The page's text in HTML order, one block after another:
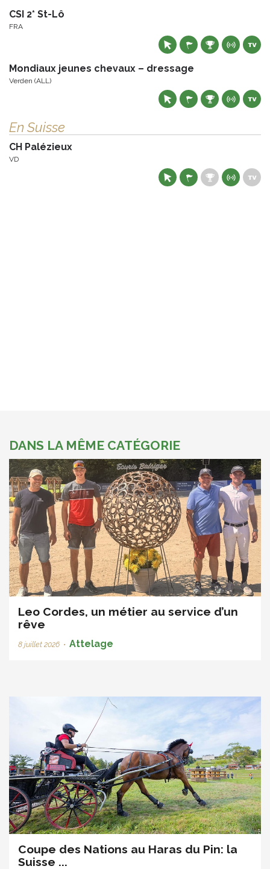
CSI 2* St-Lô
FRA
Mondiaux jeunes chevaux – dressage
Verden (ALL)
En Suisse
CH Palézieux
VD
DANS LA MÊME CATÉGORIE
Leo Cordes, un métier au service d’un
rêve
8 juillet 2026 • Attelage
Coupe des Nations au Haras du Pin: la
Suisse ...